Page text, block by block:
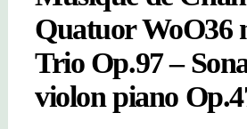
Quatuor WoO36
Trio Op.97 –
violon piano